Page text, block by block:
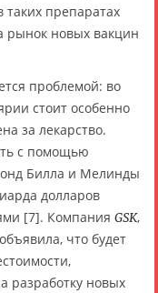
таких препаратах
рынок новых вакцин
проблемой: во
стоит особенно
за лекарство.
с помощью
Билла и Мелинды
долларов
[7]. Компания GSK,
что будет
разработку новых